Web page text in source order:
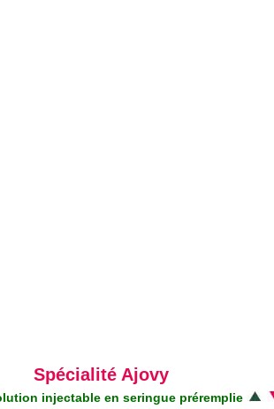
Spécialité Ajovy
injectable en seringue préremplie